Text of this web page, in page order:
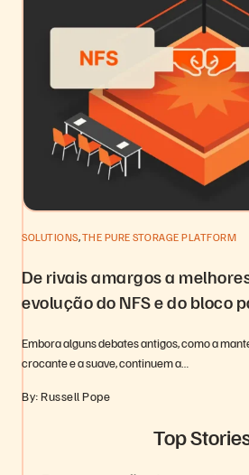
SOLUTIONS,THE PURE STORAGE PLATFORM
De rivais amargos a
evolução do NFS e do bloco
Embora alguns debates antigos, como a
crocante e a suave, continuem a…
By: Russell Pope
Top